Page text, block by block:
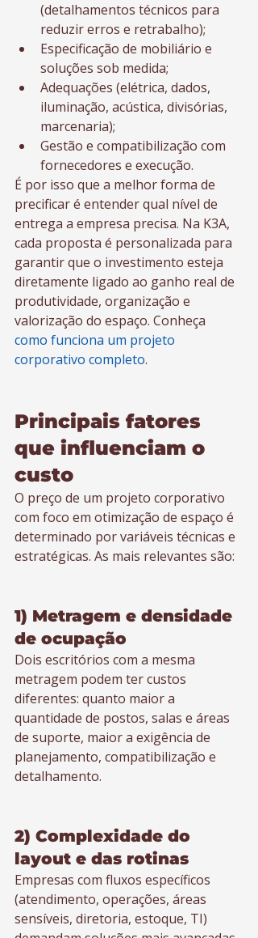
(detalhamentos técnicos para
reduzir erros e retrabalho);
Especificação de mobiliário e
soluções sob medida;
Adequações (elétrica, dados,
iluminação, acústica, divisórias,
marcenaria);
Gestão e compatibilização com
fornecedores e execução.
É por isso que a melhor forma de
precificar é entender qual nível de
entrega a empresa precisa. Na K3A,
cada proposta é personalizada para
garantir que o investimento esteja
diretamente ligado ao ganho real de
produtividade, organização e
valorização do espaço. Conheça
como funciona um projeto
corporativo completo.
Principais fatores
que influenciam o
custo
O preço de um projeto corporativo
com foco em otimização de espaço é
determinado por variáveis técnicas e
estratégicas. As mais relevantes são:
1) Metragem e densidade
de ocupação
Dois escritórios com a mesma
metragem podem ter custos
diferentes: quanto maior a
quantidade de postos, salas e áreas
de suporte, maior a exigência de
planejamento, compatibilização e
detalhamento.
2) Complexidade do
layout e das rotinas
Empresas com fluxos específicos
(atendimento, operações, áreas
sensíveis, diretoria, estoque, TI)